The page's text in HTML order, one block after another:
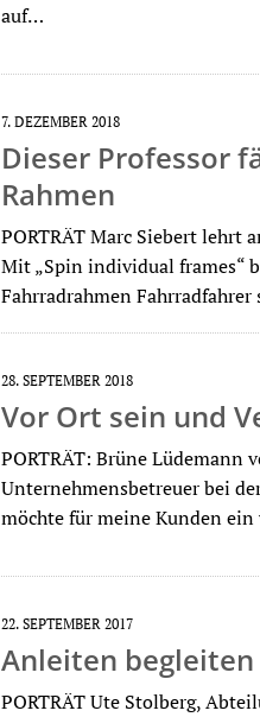
auf…
7. DEZEMBER 2018
Dieser Professor
Rahmen
PORTRÄT Marc Siebert lehrt
Mit „Spin individual frames“
Fahrradrahmen
28. SEPTEMBER 2018
Vor Ort sein und
PORTRÄT: Brüne Lüdemann
Unternehmensbetreuer bei
möchte für meine Kunden
22. SEPTEMBER 2017
Anleiten
PORTRÄT Ute Stolberg,